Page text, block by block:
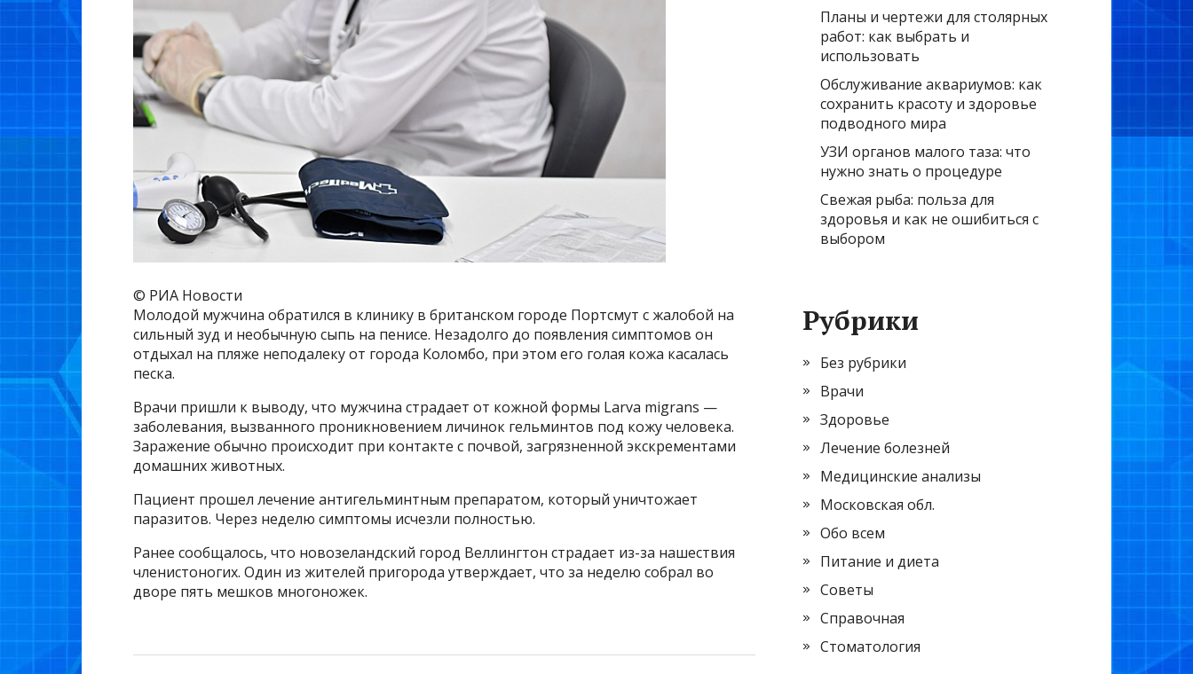
© РИА Новости
Молодой мужчина обратился в клинику в британском городе Портсмут с жалобой на
сильный зуд и необычную сыпь на пенисе. Незадолго до появления симптомов он
отдыхал на пляже неподалеку от города Коломбо, при этом его голая кожа касалась
песка.
Врачи пришли к выводу, что мужчина страдает от кожной формы Larva migrans —
заболевания, вызванного проникновением личинок гельминтов под кожу человека.
Заражение обычно происходит при контакте с почвой, загрязненной экскрементами
домашних животных.
Пациент прошел лечение антигельминтным препаратом, который уничтожает
паразитов. Через неделю симптомы исчезли полностью.
Ранее сообщалось, что новозеландский город Веллингтон страдает из-за нашествия
членистоногих. Один из жителей пригорода утверждает, что за неделю собрал во
дворе пять мешков многоножек.
Планы и чертежи для столярных
работ: как выбрать и
использовать
Обслуживание аквариумов: как
сохранить красоту и здоровье
подводного мира
УЗИ органов малого таза: что
нужно знать о процедуре
Свежая рыба: польза для
здоровья и как не ошибиться с
выбором
Рубрики
Без рубрики
Врачи
Здоровье
Лечение болезней
Медицинские анализы
Московская обл.
Обо всем
Питание и диета
Советы
Справочная
Стоматология